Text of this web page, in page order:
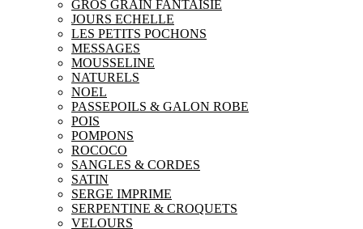
GROS GRAIN FANTAISIE
JOURS ECHELLE
LES PETITS POCHONS
MESSAGES
MOUSSELINE
NATURELS
NOEL
PASSEPOILS & GALON ROBE
POIS
POMPONS
ROCOCO
SANGLES & CORDES
SATIN
SERGE IMPRIME
SERPENTINE & CROQUETS
VELOURS